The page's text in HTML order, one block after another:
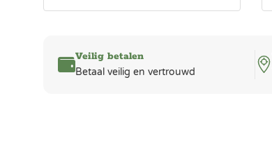
Veilig betalen
Betaal veilig en vertrouwd